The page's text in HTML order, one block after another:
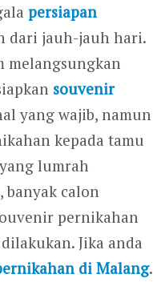
persiapan
dari jauh-jauh hari.
melangsungkan
souvenir
yang wajib, namun
kepada tamu
lumrah
calon
pernikahan
Jika anda
di Malang.